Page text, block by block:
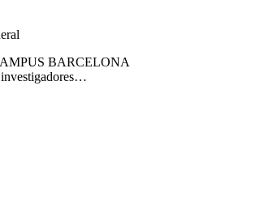
BARCELONA
investigadores…